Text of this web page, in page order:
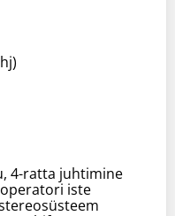
4-ratta juhtimine
iste